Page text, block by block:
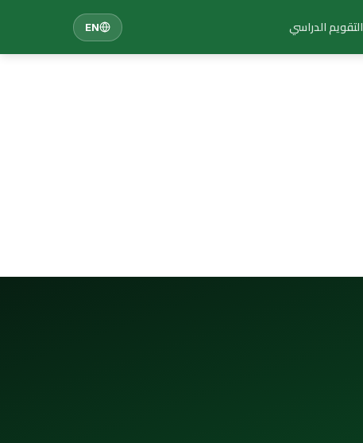
التقويم الدراسي EN